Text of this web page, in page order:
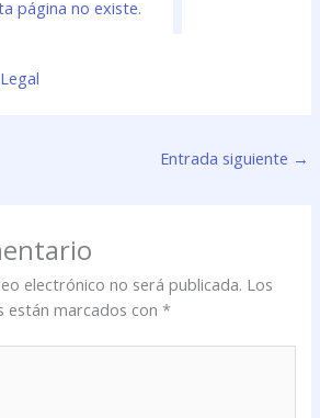
Entrada siguiente →
electrónico no será publicada. Los
están marcados con*